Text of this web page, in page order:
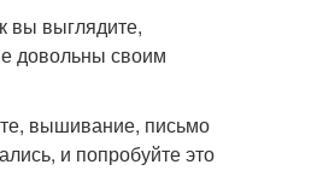
вы выглядите,
довольны своим
вышивание, письмо
и попробуйте это